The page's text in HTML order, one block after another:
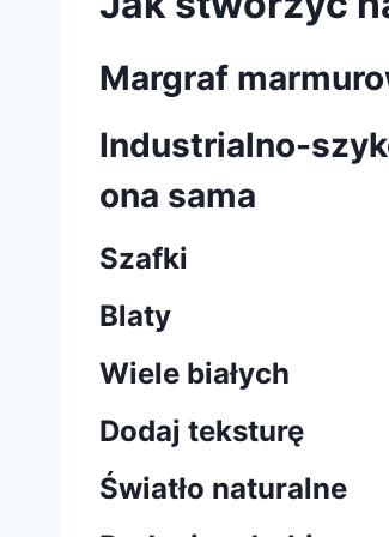
Margraf
Industrialno-
ona sama
Szafki
Blaty
Wiele białych
Dodaj teksturę
Światło naturalne